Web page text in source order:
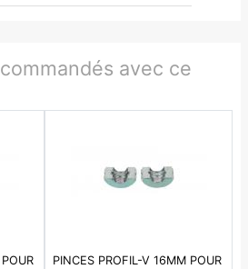
avec ce
PINCES PROFIL-V 16MM POUR